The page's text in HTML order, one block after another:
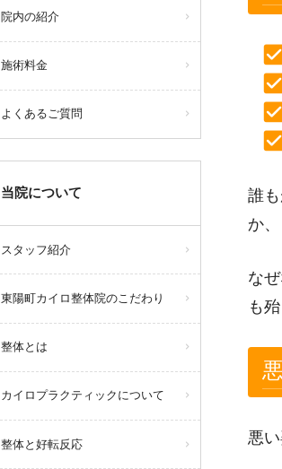
誰
か
な
も
悪
院内の紹介
施術料金
よくあるご質問
当院について
スタッフ紹介
東陽町カイロ整体院のこだわり
整体とは
カイロプラクティックについて
整体と好転反応